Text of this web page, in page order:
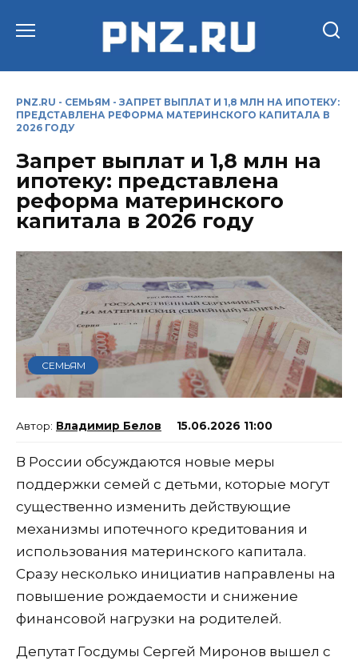
PNZ.RU - СЕМЬЯМ - ЗАПРЕТ ВЫПЛАТ И 1,8 МЛН НА ИПОТЕКУ:
ПРЕДСТАВЛЕНА РЕФОРМА МАТЕРИНСКОГО КАПИТАЛА В
2026 ГОДУ
Запрет выплат и 1,8 млн на
ипотеку: представлена
реформа материнского
капитала в 2026 году
СЕМЬЯМ
Владимир Белов 15.06.2026 11:00
В России обсуждаются новые меры
поддержки семей с детьми, которые могут
существенно изменить действующие
механизмы ипотечного кредитования и
использования материнского капитала.
Сразу несколько инициатив направлены на
повышение рождаемости и снижение
финансовой нагрузки на родителей.
Депутат Госдумы Сергей Миронов вышел с